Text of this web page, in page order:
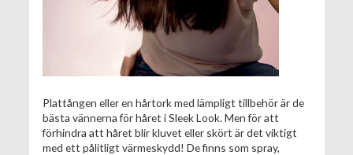
Plattången eller en hårtork med lämpligt tillbehör är de
bästa vännerna för håret i Sleek Look. Men för att
förhindra att håret blir kluvet eller skört är det viktigt
med ett pålitligt värmeskydd! De finns som spray,